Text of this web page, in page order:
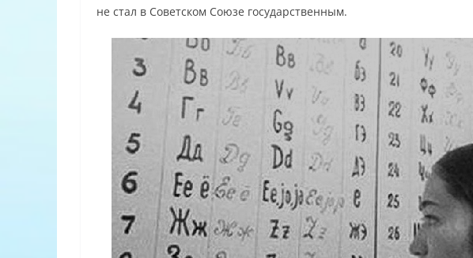
не стал в Советском Союзе государственным.